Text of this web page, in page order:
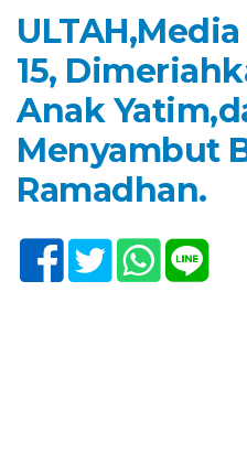
15,
Anak
Menyambut
Ramadhan.